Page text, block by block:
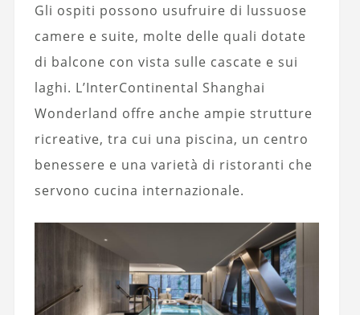
Gli ospiti possono usufruire di lussuose
camere e suite, molte delle quali dotate
di balcone con vista sulle cascate e sui
laghi. L’InterContinental Shanghai
Wonderland offre anche ampie strutture
ricreative, tra cui una piscina, un centro
benessere e una varietà di ristoranti che
servono cucina internazionale.